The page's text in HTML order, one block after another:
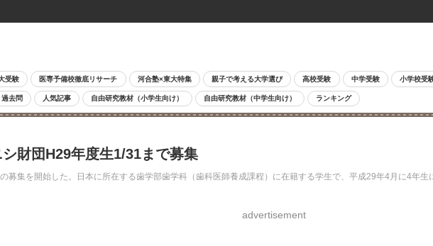
受験 医専予備校徹底リサーチ 河合塾×東大特集 親子で考える大学選び 高校受験 中学受験 小学校受
去問 人気記事 自由研究教材（小学生向け） 自由研究教材（中学生向け） ランキング
財団H29年度生1/31まで募集
集を開始した。日本に所在する歯学部歯学科（歯科医師養成課程）に在籍する学生で、平成29年4月に4年
advertisement